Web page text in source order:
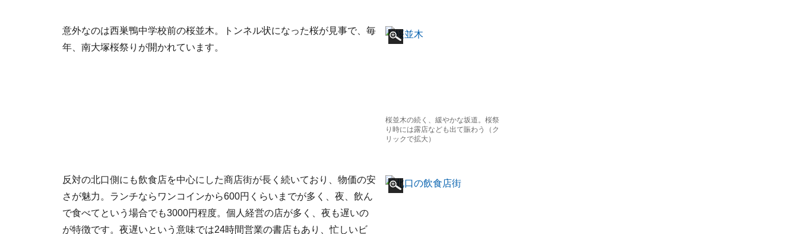
桜並木の続く、緩やかな坂道。桜祭
り時には露店なども出て賑わう（ク
リックで拡大）
意外なのは西巣鴨中学校前の桜並木。トンネル状になった桜が見事で、毎
年、南大塚桜祭りが開かれています。
反対の北口側にも飲食店を中心にした商店街が長く続いており、物価の安
さが魅力。ランチならワンコインから600円くらいまでが多く、夜、飲ん
で食べてという場合でも3000円程度。個人経営の店が多く、夜も遅いの
が特徴です。夜遅いという意味では24時間営業の書店もあり、忙しいビ